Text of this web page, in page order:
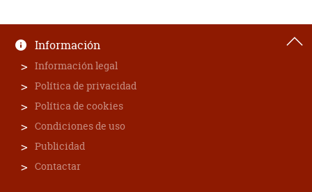
Información
Información legal
Política de privacidad
Política de cookies
Condiciones de uso
Publicidad
Contactar